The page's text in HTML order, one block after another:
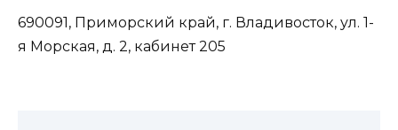
690091, Приморский край, г. Владивосток, ул. 1-
я Морская, д. 2, кабинет 205